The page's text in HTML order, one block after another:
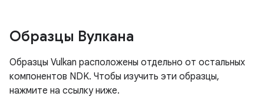
Образцы Вулкана
Образцы Vulkan расположены отдельно от остальных
компонентов NDK. Чтобы изучить эти образцы,
нажмите на ссылку ниже.